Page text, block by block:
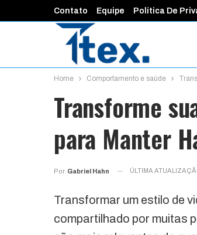
Contato Equipe Política De
Home Comportamento e saúde
Transforme
para Manter
Por Gabriel Hahn ÚLTIMA
Transformar um estilo de
compartilhado por muitas